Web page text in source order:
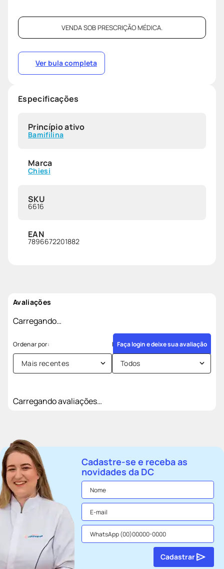
VENDA SOB PRESCRIÇÃO MÉDICA.
Ver bula completa
Especificações
Princípio ativo
Bamifilina
Marca
Chiesi
SKU
6616
EAN
7896672201882
Avaliações
Carregando…
Faça login e deixe sua avaliação
Mais recentes Todos
Carregando avaliações…
Cadastre-se e receba as
novidades da DC
Cadastrar